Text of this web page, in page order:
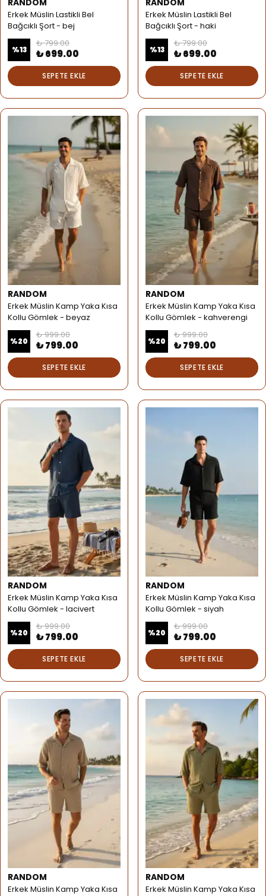
Erkek Müslin Lastikli Bel
Bağcıklı Şort - bej
%13
₺ 799.00
₺ 699.00
SEPETE EKLE
Erkek Müslin Lastikli Bel
Bağcıklı Şort - haki
%13
₺ 799.00
₺ 699.00
SEPETE EKLE
RANDOM
Erkek Müslin Kamp Yaka Kısa
Kollu Gömlek - beyaz
%20
₺ 999.00
₺ 799.00
SEPETE EKLE
RANDOM
Erkek Müslin Kamp Yaka Kısa
Kollu Gömlek - kahverengi
%20
₺ 999.00
₺ 799.00
SEPETE EKLE
RANDOM
Erkek Müslin Kamp Yaka Kısa
Kollu Gömlek - lacivert
%20
₺ 999.00
₺ 799.00
SEPETE EKLE
RANDOM
Erkek Müslin Kamp Yaka Kısa
Kollu Gömlek - siyah
%20
₺ 999.00
₺ 799.00
SEPETE EKLE
RANDOM
Erkek Müslin Kamp Yaka Kısa
RANDOM
Erkek Müslin Kamp Yaka Kısa